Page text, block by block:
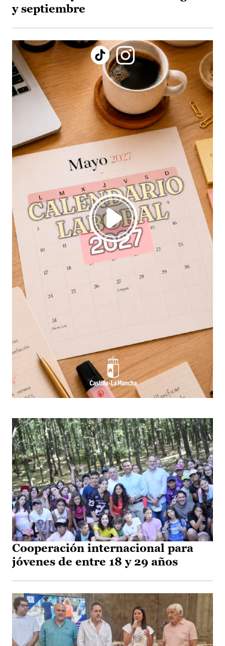
y septiembre
Cooperación internacional para
jóvenes de entre 18 y 29 años